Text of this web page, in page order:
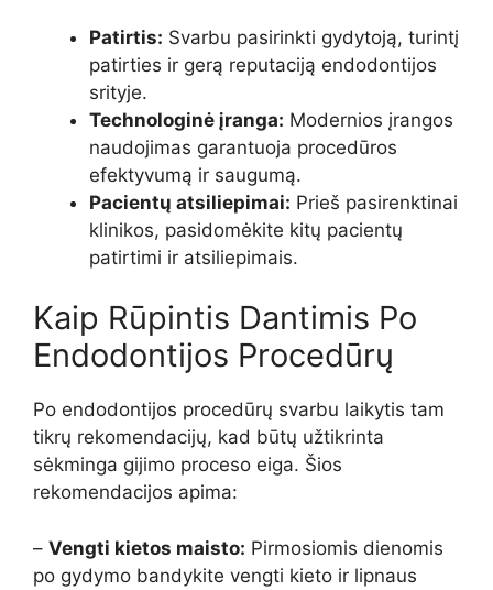
Patirtis: Svarbu pasirinkti gydytoją, turintį
patirties ir gerą reputaciją endodontijos
srityje.
Technologinė įranga: Modernios įrangos
naudojimas garantuoja procedūros
efektyvumą ir saugumą.
Pacientų atsiliepimai: Prieš pasirenktinai
klinikos, pasidomėkite kitų pacientų
patirtimi ir atsiliepimais.
Kaip Rūpintis Dantimis Po
Endodontijos Procedūrų
Po endodontijos procedūrų svarbu laikytis tam
tikrų rekomendacijų, kad būtų užtikrinta
sėkminga gijimo proceso eiga. Šios
rekomendacijos apima:
– Vengti kietos maisto: Pirmosiomis dienomis
po gydymo bandykite vengti kieto ir lipnaus